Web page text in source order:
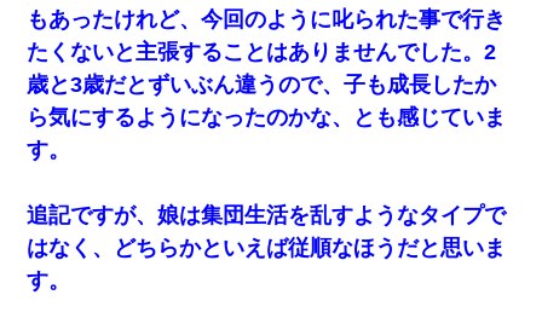
もあったけれど、今回のように叱られた事で行き
たくないと主張することはありませんでした。2
歳と3歳だとずいぶん違うので、子も成長したか
ら気にするようになったのかな、とも感じていま
す。
追記ですが、娘は集団生活を乱すようなタイプで
はなく、どちらかといえば従順なほうだと思いま
す。